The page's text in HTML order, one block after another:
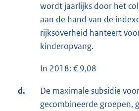
wordt jaarlijks door het
aan de hand van de
rijksoverheid hanteert
kinderopvang.
In 2018: € 9,08
d.
De maximale subsidie
gecombineerde groepen,